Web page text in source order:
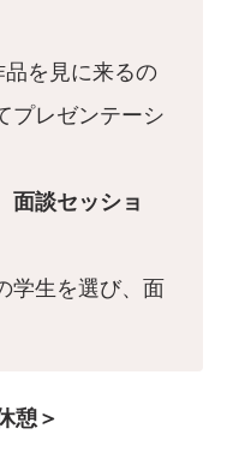
を見に来るの
プレゼンテーシ
談セッショ
学生を選び、面
憩＞